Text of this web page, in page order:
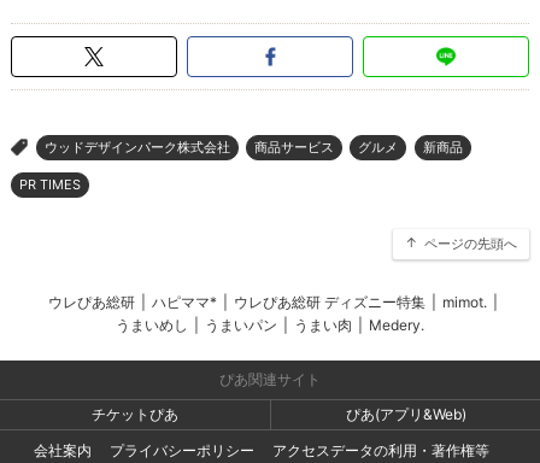
> ウッドデザインパーク株式会社 商品サービス グルメ 新商品
PR TIMES
ページの先頭へ
ウレぴあ総研 ハピママ* ウレぴあ総研 ディズニー特集 mimot.
うまいめし
うまいパン うまい肉 Medery.
ぴあ関連サイト
チケットぴあ
ぴあ(アプリ&Web)
会社案内
プライバシーポリシー アクセスデータの利用・著作権等